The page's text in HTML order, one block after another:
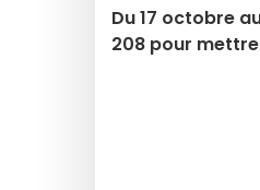
Du 17 octobre
208 pour